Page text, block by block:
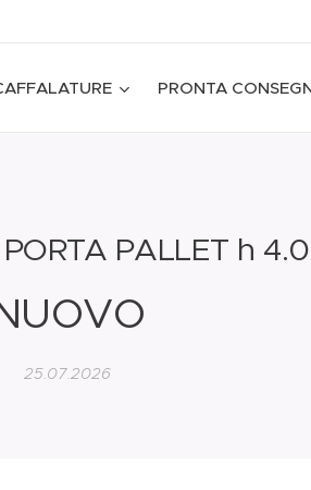
PRONTA
PORTA PALLET h
25.07.2026